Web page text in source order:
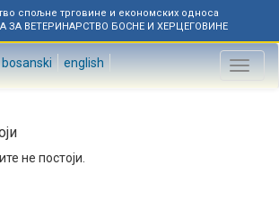
спољне трговине и економских односа
ЗА ВЕТЕРИНАРСТВО БОСНЕ И ХЕРЦЕГОВИНЕ
bosanski english
Toggle
не постоји.